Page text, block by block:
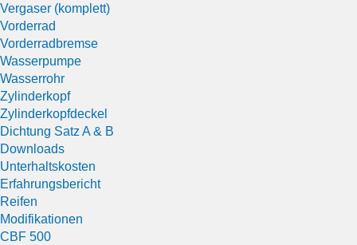
Vergaser (komplett)
Vorderrad
Vorderradbremse
Wasserpumpe
Wasserrohr
Zylinderkopf
Zylinderkopfdeckel
Dichtung Satz A & B
Downloads
Unterhaltskosten
Erfahrungsbericht
Reifen
Modifikationen
CBF 500